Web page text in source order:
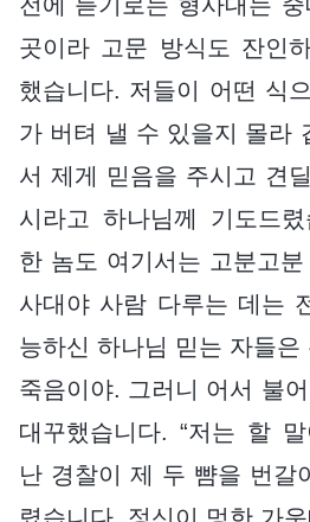
곳이라 고문 방식도 잔인
했습니다. 저들이 어떤 식
가 버텨 낼 수 있을지 몰라
서 제게 믿음을 주시고 견
시라고 하나님께 기도드
한 놈도 여기서는 고분고
사대야 사람 다루는 데는
능하신 하나님 믿는 자들은
죽음이야. 그러니 어서 불
대꾸했습니다. “저는 할
난 경찰이 제 두 뺨을 번갈
렸습니다. 정신이 멍한 가